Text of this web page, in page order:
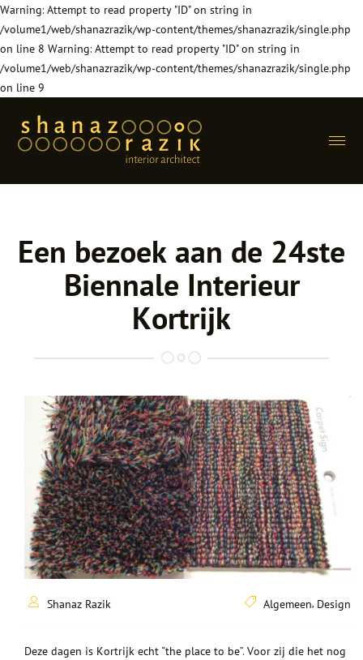
Warning: Attempt to read property "ID" on string in
/volume1/web/shanazrazik/wp-content/themes/shanazrazik/single.php
on line 8 Warning: Attempt to read property "ID" on string in
/volume1/web/shanazrazik/wp-content/themes/shanazrazik/single.php
on line 9
projecten
referenties
blog
contact
Taalkeuze
nl en
Een bezoek aan de 24ste
Biennale Interieur
Kortrijk
Shanaz Razik Algemeen, Design
Deze dagen is Kortrijk echt “the place to be”. Voor zij die het nog